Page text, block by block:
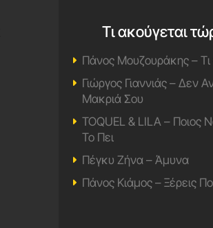
Τι ακούγεται
Πάνος Μουζουράκης – Τι
Γιώργος Γιαννιάς – Δεν
Μακριά Σου
TOQUEL & LILA – Ποιος
Το Πει
Πέγκυ Ζήνα – Άμυνα
Πάνος Κιάμος – Ξέρεις